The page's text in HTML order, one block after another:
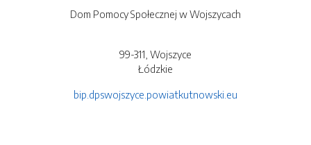
Dom Pomocy Społecznej w Wojszycach
99-311, Wojszyce
Łódzkie
bip.dpswojszyce.powiatkutnowski.eu